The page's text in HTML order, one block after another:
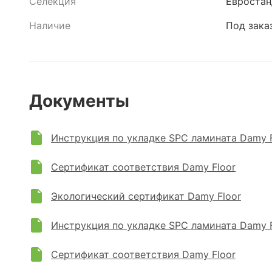
Наличие
Под
Документы
Инструкция по укладке SPC ламината Damy
Сертификат соответствия Damy Floor
Экологический сертификат Damy Floor
Инструкция по укладке SPC ламината Damy
Сертификат соответствия Damy Floor